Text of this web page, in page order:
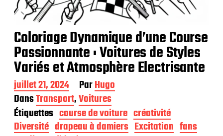
Coloriage Dynamique d’une Course
Passionnante : Voitures de Styles
Variés et Atmosphère Electrisante
D
a
t
e
d
juillet 21, 2024 ParHugo
DansTransport,Voitures
Étiquettes course de voiture créativité
Diversité drapeau à damiers Excitation fans